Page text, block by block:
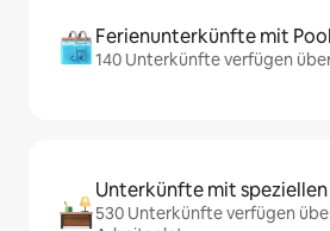
Ferienunterkünfte mit Pool
140 Unterkünfte verfügen
Unterkünfte mit
530 Unterkünfte verfügen